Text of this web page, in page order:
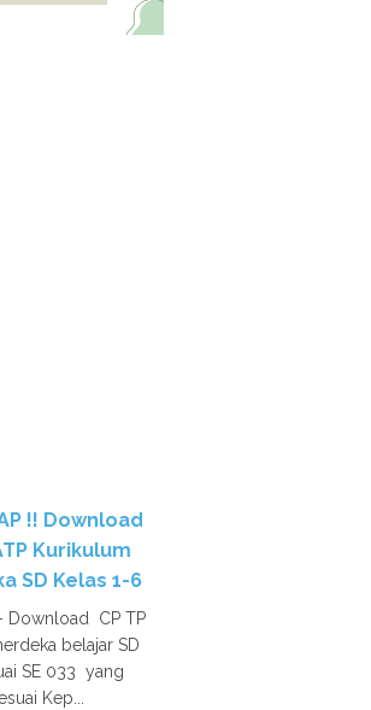
!! Download
Kurikulum
SD Kelas 1-6
CP TP
belajar SD
SE 033 yang
Kep...